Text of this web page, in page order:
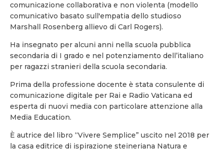
comunicazione collaborativa e non violenta (modello
comunicativo basato sull'empatia dello studioso
Marshall Rosenberg allievo di Carl Rogers).
Ha insegnato per alcuni anni nella scuola pubblica
secondaria di I grado e nel potenziamento dell’italiano
per ragazzi stranieri della scuola secondaria.
Prima della professione docente è stata consulente di
comunicazione digitale per Rai e Radio Vaticana ed
esperta di nuovi media con particolare attenzione alla
Media Education.
È autrice del libro “Vivere Semplice” uscito nel 2018 per
la casa editrice di ispirazione steineriana Natura e